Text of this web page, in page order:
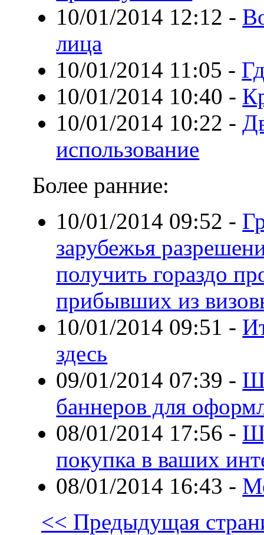
10/01/2014 12:12 -
лица
10/01/2014 11:05 -
10/01/2014 10:40 -
10/01/2014 10:22 -
использование
Более ранние:
10/01/2014 09:52 -
зарубежья
получить гораздо
прибывших из
10/01/2014 09:51 -
здесь
09/01/2014 07:39 -
баннеров для
08/01/2014 17:56 -
покупка в ваших
08/01/2014 16:43 -
<< Предыдущая